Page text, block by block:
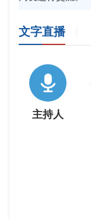
文字直播

主持人